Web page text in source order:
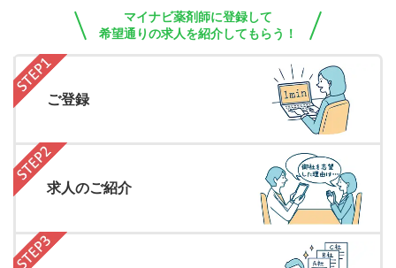
マイナビ薬剤師に登録して
希望通りの求人を紹介してもらう！
ご登録
求人のご紹介